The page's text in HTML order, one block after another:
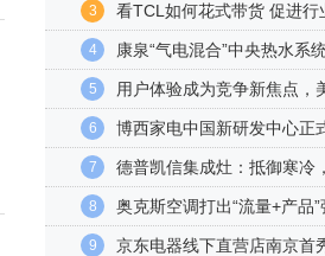
3 看TCL如何花式带货 促进行
4 康泉“气电混合”中央热水系统
5 用户体验成为竞争新焦点，
6 博西家电中国新研发中心正
7 德普凯信集成灶：抵御寒冷
8 奥克斯空调打出“流量+产品”
9 京东电器线下直营店南京首